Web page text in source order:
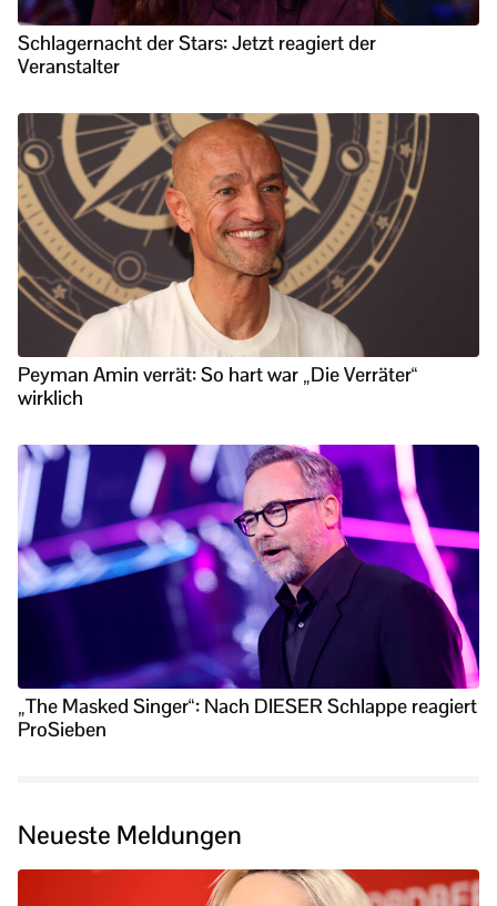
Schlagernacht der Stars: Jetzt reagiert der
Veranstalter
Peyman Amin verrät: So hart war „Die Verräter“
wirklich
„The Masked Singer“: Nach DIESER Schlappe reagiert
ProSieben
Neueste Meldungen